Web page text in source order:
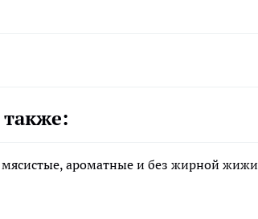
ароматные и без жирной жижи